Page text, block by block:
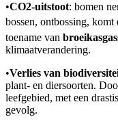
•CO2-uitstoot: bomen
bossen, ontbossing, komt
toename van
klimaatverandering.
•Verlies van
plant- en diersoorten.
leefgebied, met een
gevolg.